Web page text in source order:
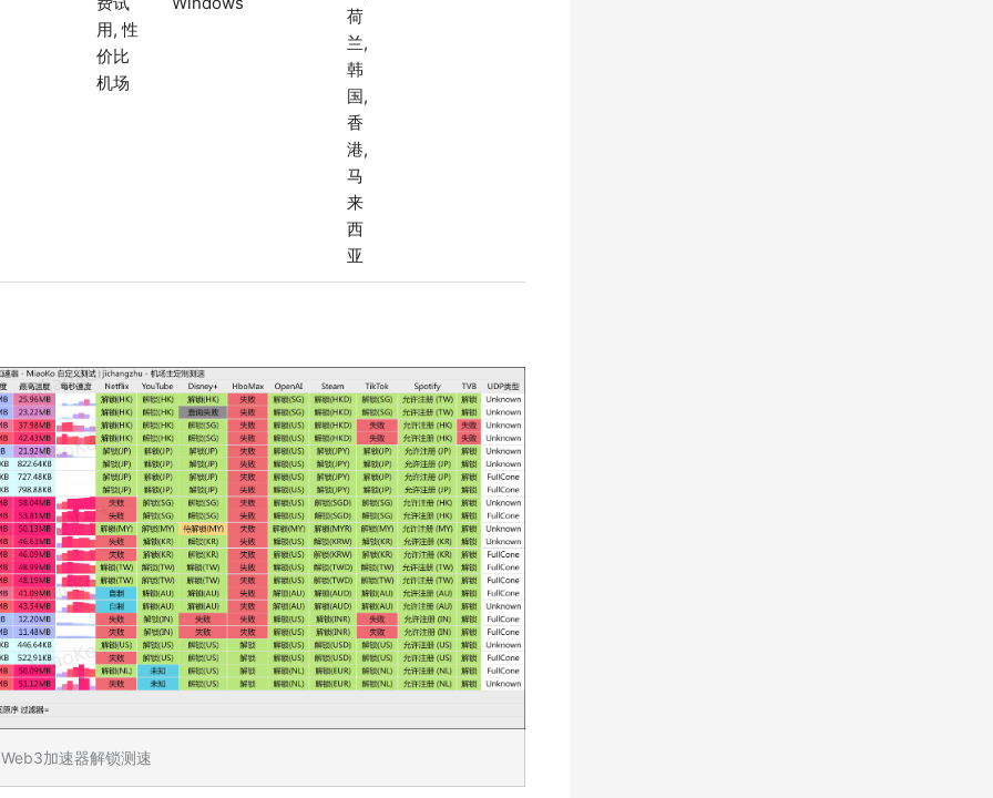
用, 性
价比
机场
荷
兰,
韩
国,
香
港,
马
来
西
亚
Web3加速器解锁测速